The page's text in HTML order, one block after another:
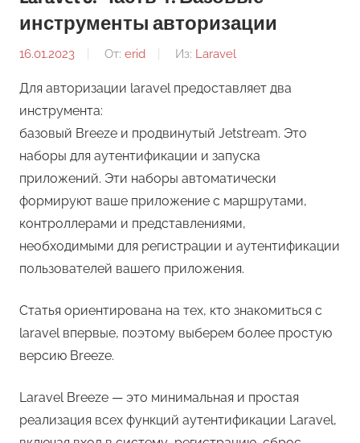
инструменты авторизации
16.01.2023 От: erid Из: Laravel
Для авторизации laravel предоставляет два
инструмента:
базовый Breeze и продвинутый Jetstream. Это
наборы для аутентификации и запуска
приложений. Эти наборы автоматически
формируют ваше приложение с маршрутами,
контроллерами и представлениями,
необходимыми для регистрации и аутентификации
пользователей вашего приложения.
Статья ориентирована на тех, кто знакомиться с
laravel впервые, поэтому выберем более простую
версию Breeze.
Laravel Breeze — это минимальная и простая
реализация всех функций аутентификации Laravel,